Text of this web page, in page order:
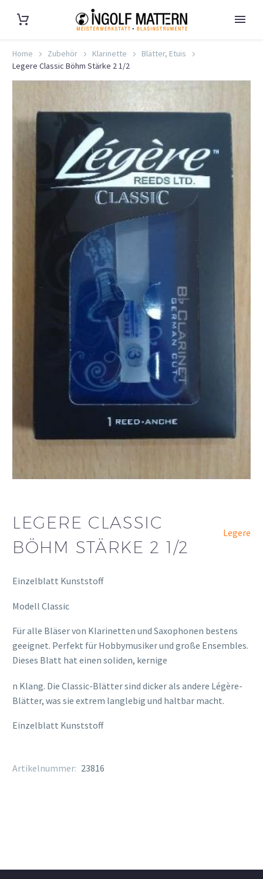
Home Zubehör Klarinette
Blätter, Etuis
Legere Classic Böhm Stärke 2 1/2
LEGERE CLASSIC
BÖHM STÄRKE 2 1/2
Legere
Einzelblatt Kunststoff
Modell Classic
Für alle Bläser von Klarinetten und Saxophonen bestens
geeignet. Perfekt für Hobbymusiker und große Ensembles.
Dieses Blatt hat einen soliden, kernige
osteopathe-nyon-cabinet-monney
n Klang. Die Classic-Blätter sind dicker als andere Légère-
Blätter, was sie extrem langlebig und haltbar macht.
Einzelblatt Kunststoff
Artikelnummer: 23816